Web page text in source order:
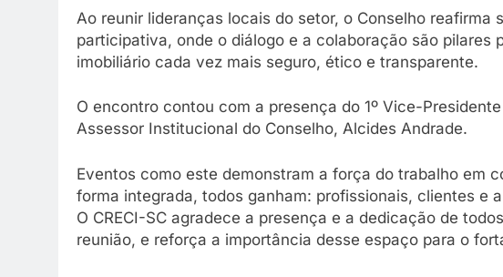
Ao reunir lideranças locais do setor, o Conselho reafirma
participativa, onde o diálogo e a colaboração são pilares
imobiliário cada vez mais seguro, ético e transparente.
O encontro contou com a presença do 1º Vice-
Assessor Institucional do Conselho, Alcides Andrade.
Eventos como este demonstram a força do trabalho em
forma integrada, todos ganham: profissionais, clientes e
O CRECI-SC agradece a presença e a dedicação de
reunião, e reforça a importância desse espaço para o